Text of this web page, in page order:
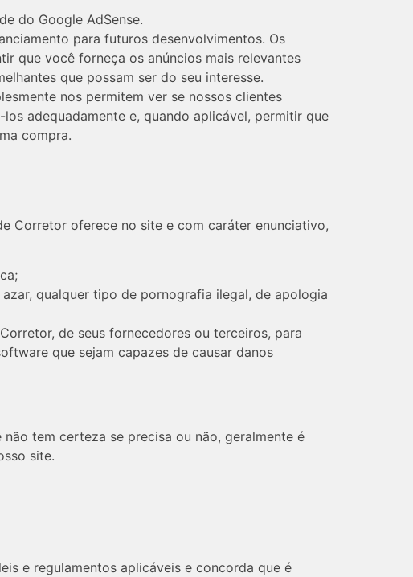
do Google AdSense.
para futuros desenvolvimentos. Os
que você forneça os anúncios mais relevantes
que possam ser do seu interesse.
nos permitem ver se nossos clientes
adequadamente e, quando aplicável, permitir que
compra.
Corretor oferece no site e com caráter enunciativo,
azar, qualquer tipo de pornografia ilegal, de apologia
de seus fornecedores ou terceiros, para
que sejam capazes de causar danos
tem certeza se precisa ou não, geralmente é
site.
e regulamentos aplicáveis ​​e concorda que é